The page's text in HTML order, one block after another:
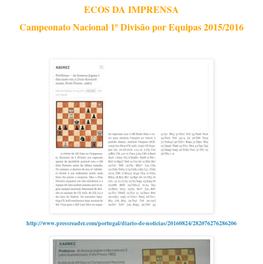
ECOS DA IMPRENSA
Campeonato Nacional 1ª Divisão por Equipas 2015/2016
http://www.pressreader.com/portugal/diario-de-noticias/20160824/282076276286206